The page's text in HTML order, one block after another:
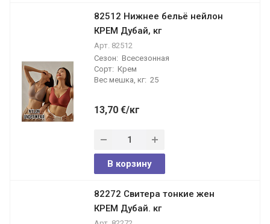
82512 Нижнее бельё нейлон
КРЕМ Дубай, кг
Арт. 82512
Сезон: Всесезонная
Сорт: Крем
Вес мешка, кг: 25
13,70 €/кг
В корзину
82272 Свитера тонкие жен
КРЕМ Дубай. кг